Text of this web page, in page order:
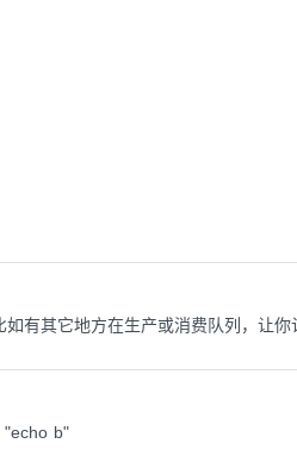
有其它地方在生产或消费队列，让你
"echo b"